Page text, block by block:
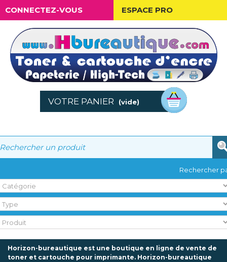
CONNECTEZ-VOUS ESPACE PRO
VOTRE PANIER (vide)
Rechercher
Horizon-bureautique est une boutique en ligne de vente de
toner et cartouche pour imprimante. Horizon-bureautique